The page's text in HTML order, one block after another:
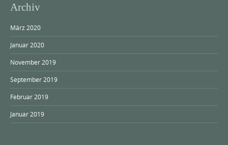
Archiv
März 2020
Januar 2020
November 2019
September 2019
Februar 2019
Januar 2019